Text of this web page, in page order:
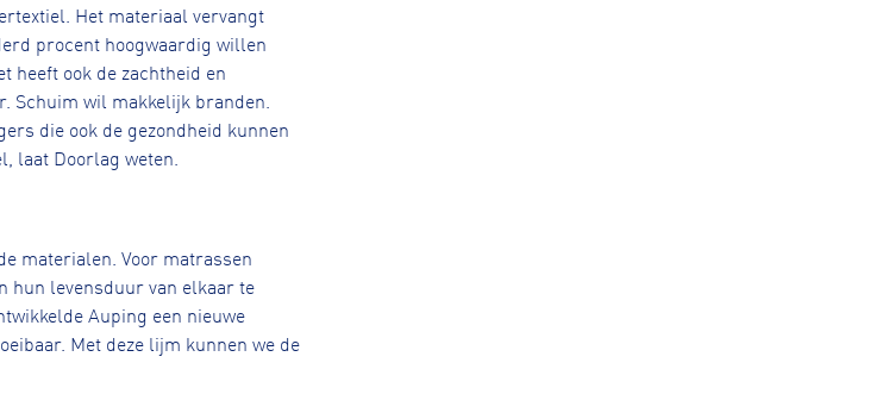
Het materiaal vervangt
procent hoogwaardig willen
heeft ook de zachtheid en
Schuim wil makkelijk branden.
die ook de gezondheid kunnen
laat Doorlag weten.
materialen. Voor matrassen
hun levensduur van elkaar te
Auping een nieuwe
Met deze lijm kunnen we de